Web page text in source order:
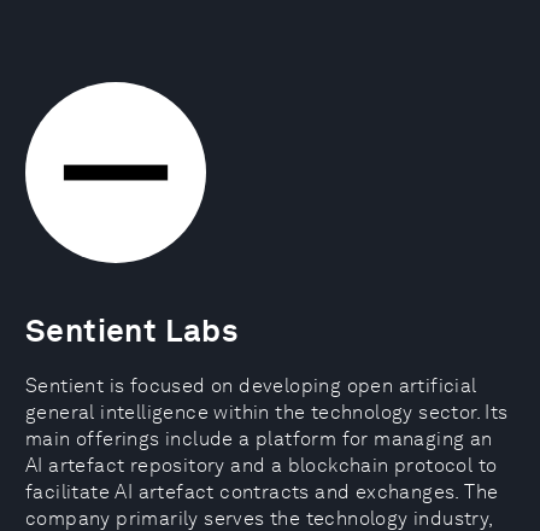
Sentient Labs
Sentient is focused on developing open artificial
general intelligence within the technology sector. Its
main offerings include a platform for managing an
AI artefact repository and a blockchain protocol to
facilitate AI artefact contracts and exchanges. The
company primarily serves the technology industry,